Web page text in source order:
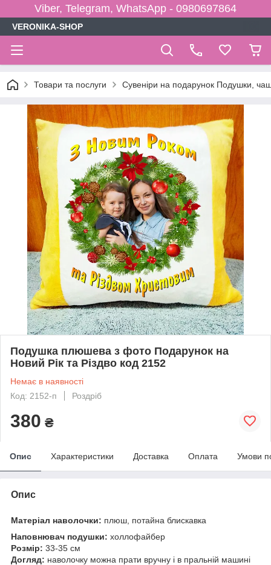
Viber, Telegram, WhatsApp - 0980697864
VERONIKA-SHOP
Товари та послуги Сувеніри на подарунок Подушки,
Подушка плюшева з фото Подарунок на
Новий Рік та Різдво код 2152
Немає в наявності
Код: 2152-п
Роздріб
380 ₴
Опис Характеристики Доставка Оплата Умови
Опис
Матеріал наволочки: плюш, потайна блискавка
Наповнювач подушки: холлофайбер
Розмір: 33-35 см
Догляд: наволочку можна прати вручну і в пральній машині